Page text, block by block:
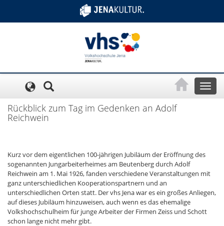
Toggle
Rückblick zum Tag im Gedenken an Adolf
Reichwein
Kurz vor dem eigentlichen 100-jährigen Jubiläum der Eröffnung des
sogenannten Jungarbeiterheimes am Beutenberg durch Adolf
Reichwein am 1. Mai 1926, fanden verschiedene Veranstaltungen mit
ganz unterschiedlichen Kooperationspartnern und an
unterschiedlichen Orten statt. Der vhs Jena war es ein großes Anliegen,
auf dieses Jubiläum hinzuweisen, auch wenn es das ehemalige
Volkshochschulheim für junge Arbeiter der Firmen Zeiss und Schott
schon lange nicht mehr gibt.